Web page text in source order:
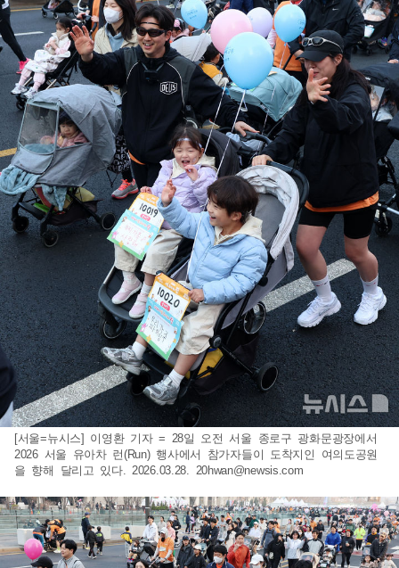
[서울=뉴시스] 이영환 기자 = 28일 오전 서울 종로구 광화문광장에서
2026 서울 유아차 런(Run) 행사에서 참가자들이 도착지인 여의도공원
을 향해 달리고 있다. 2026.03.28. 20hwan@newsis.com